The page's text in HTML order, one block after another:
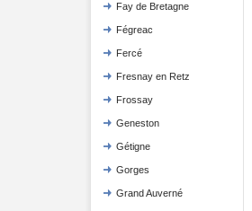
Fay de Bretagne
Fégreac
Fercé
Fresnay en Retz
Frossay
Geneston
Gétigne
Gorges
Grand Auverné